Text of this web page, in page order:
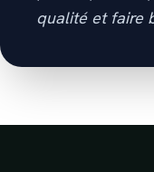
qualité et faire